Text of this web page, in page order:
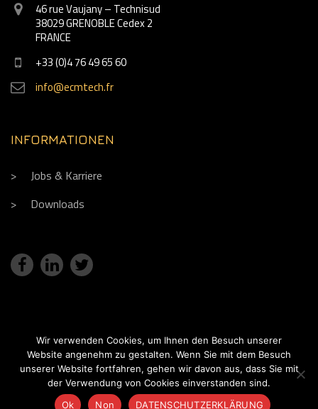
46 rue Vaujany – Technisud
38029 GRENOBLE Cedex 2
FRANCE
+33 (0)4 76 49 65 60
info@ecmtech.fr
INFORMATIONEN
Jobs & Karriere
Downloads
Copyright © 2018. RéalisationFx Com'Unik
IMPRESSUM
DATENSCHUTZERKLÄRUNG Claim
Wir verwenden Cookies, um Ihnen den Besuch unserer
Website angenehm zu gestalten. Wenn Sie mit dem Besuch
unserer Website fortfahren, gehen wir davon aus, dass Sie mit
der Verwendung von Cookies einverstanden sind.
Ok
Non DATENSCHUTZERKLÄRUNG